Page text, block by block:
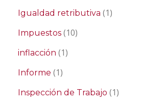
Igualdad retributiva (1)
Impuestos (10)
inflacción (1)
Informe (1)
Inspección de Trabajo (1)